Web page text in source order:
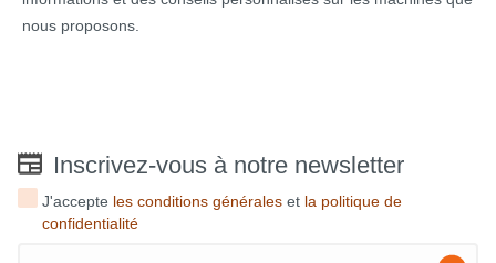
nous proposons.
Inscrivez-vous à notre newsletter
J'accepte les conditions générales et la politique de
confidentialité